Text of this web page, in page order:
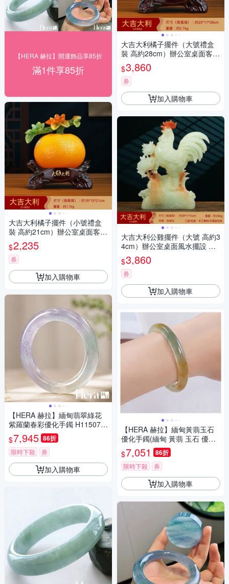
【HERA 赫拉】開運飾品享85折
滿1件享85折
大吉大利橘子擺件（小號禮盒
裝 高約21cm）辦公室桌面客廳
玄關博古架擺設 新居裝飾 喬遷
搬家禮物
$2,235
券
加入購物車
【HERA 赫拉】緬甸翡翠綠花
紫羅蘭春彩優化手鐲 H115072
804(緬甸 翡翠 綠花 紫羅蘭 春
彩 優化 手鐲)
$7,945 86折
限時下殺 券
加入購物車
大吉大利橘子擺件（大號禮盒
裝 高約28cm）辦公室桌面客廳
玄關博古架擺設 新居裝飾 喬遷
搬家禮物
$3,860
券
加入購物車
大吉大利公雞擺件（大號 高約3
4cm）辦公室桌面風水擺設 客
廳玄關博古架裝飾 入宅喬遷禮
物
$3,860
券
加入購物車
【HERA 赫拉】緬甸黃翡玉石
優化手鐲(緬甸 黃翡 玉石 優化
手鐲 )
$7,051 86折
限時下殺 券
加入購物車